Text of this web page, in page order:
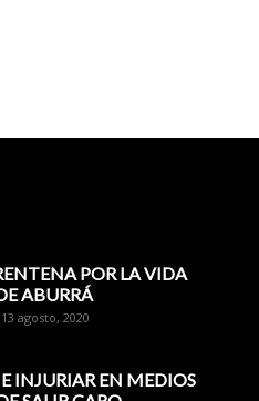
POR LA VIDA
ABURRÁ
13 agosto, 2020
INJURIAR EN MEDIOS